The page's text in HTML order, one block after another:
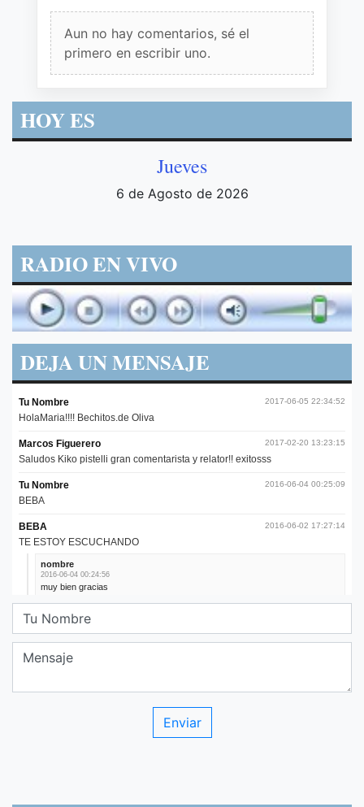
Aun no hay comentarios, sé el
primero en escribir uno.
HOY ES
Jueves
6 de Agosto de 2026
RADIO EN VIVO
DEJA UN MENSAJE